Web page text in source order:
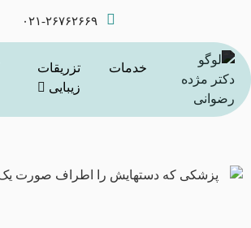
۰۲۱-۲۶۷۶۲۶۶۹
خدمات
تزریقات
زیبایی